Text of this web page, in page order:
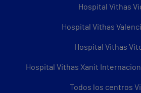
Hospital Vithas
Hospital Vithas
Hospital Vithas
Hospital Vithas Xanit
Todos los centros